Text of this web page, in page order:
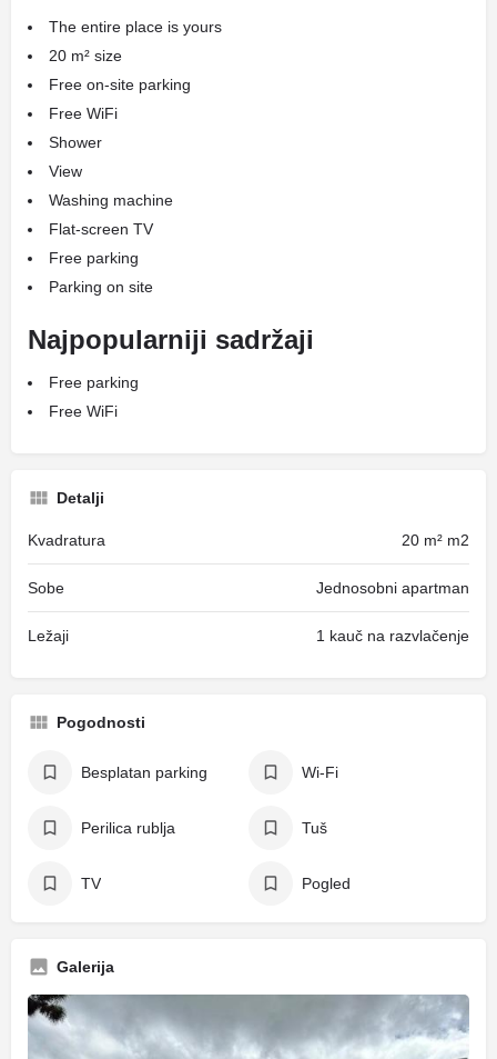
The entire place is yours
20 m² size
Free on-site parking
Free WiFi
Shower
View
Washing machine
Flat-screen TV
Free parking
Parking on site
Najpopularniji sadržaji
Free parking
Free WiFi
Detalji
Kvadratura 20 m² m2
Sobe Jednosobni apartman
Ležaji 1 kauč na razvlačenje
Pogodnosti
Besplatan parking Wi-Fi
Perilica rublja Tuš
TV Pogled
Galerija